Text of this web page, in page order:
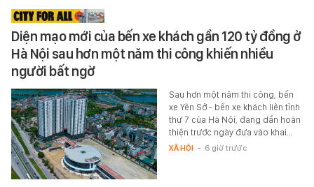
Diện mạo mới của bến xe khách gần 120 tỷ đồng ở
Hà Nội sau hơn một năm thi công khiến nhiều
người bất ngờ
Sau hơn một năm thi công, bến
xe Yên Sở - bến xe khách liên tỉnh
thứ 7 của Hà Nội, đang dần hoàn
thiện trước ngày đưa vào khai…
XÃ HỘI - 6 giờ trước